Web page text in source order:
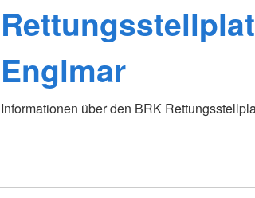
Englmar
Informationen über den BRK